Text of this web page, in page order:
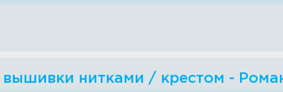
вышивки нитками / крестом -